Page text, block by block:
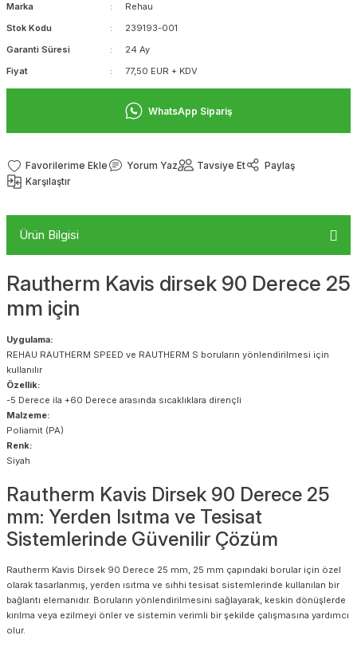
Marka
Rehau
Stok Kodu
239193-001
Garanti Süresi
24 Ay
Fiyat
77,50 EUR + KDV
WhatsApp Sipariş
Yorum Yaz Tavsiye Et
Paylaş
Karşılaştır
Ürün Bilgisi
Rautherm Kavis dirsek 90 Derece 25
mm için
Uygulama:
REHAU RAUTHERM SPEED ve RAUTHERM S boruların yönlendirilmesi için
kullanılır
Özellik:
-5 Derece ila +60 Derece arasında sıcaklıklara dirençli
Malzeme:
Poliamit (PA)
Renk:
Siyah
Rautherm Kavis Dirsek 90 Derece 25
mm: Yerden Isıtma ve Tesisat
Sistemlerinde Güvenilir Çözüm
Rautherm Kavis Dirsek 90 Derece 25 mm, 25 mm çapındaki borular için özel
olarak tasarlanmış, yerden ısıtma ve sıhhi tesisat sistemlerinde kullanılan bir
bağlantı elemanıdır. Boruların yönlendirilmesini sağlayarak, keskin dönüşlerde
kırılma veya ezilmeyi önler ve sistemin verimli bir şekilde çalışmasına yardımcı
olur.